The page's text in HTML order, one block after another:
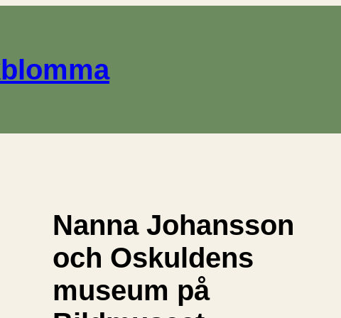
Nanna Johansson
och Oskuldens
museum på